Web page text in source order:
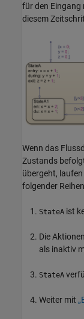
für den Eingang
diesem
Wenn das
Zustands
übergeht,
folgender
StateA ist
Die
als inaktiv
StateA
Weiter mit